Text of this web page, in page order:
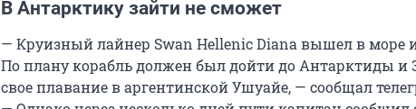
В Антарктику зайти не сможет
— Круизный лайнер Swan Hellenic Diana вышел в море
По плану корабль должен был дойти до Антарктиды и
свое плавание в аргентинской Ушуайе, — сообщал